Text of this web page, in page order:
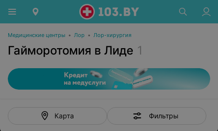
Медицинские центры • Лор • Лор-хирургия
Гайморотомия в Лиде 1
Карта Фильтры